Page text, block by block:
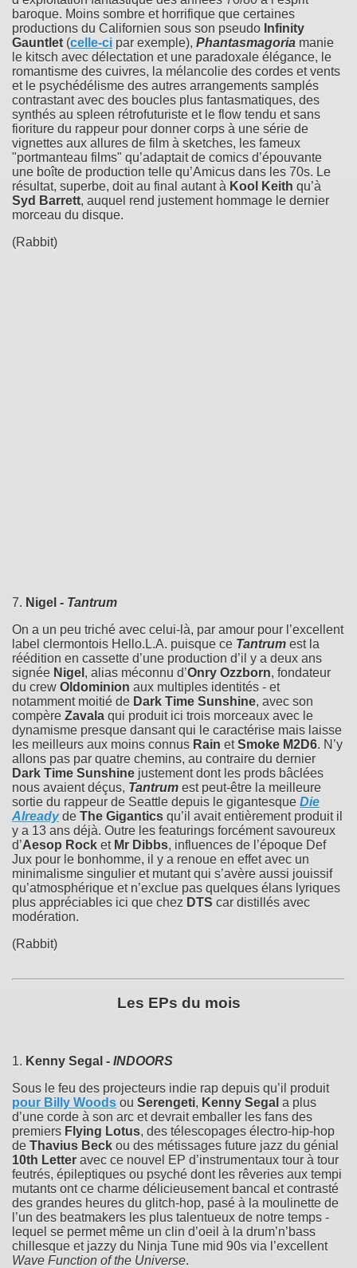
baroque. Moins sombre et horrifique que certaines
productions du Californien sous son pseudo Infinity
Gauntlet (celle-ci par exemple), Phantasmagoria manie
le kitsch avec délectation et une paradoxale élégance, le
romantisme des cuivres, la mélancolie des cordes et vents
et le psychédélisme des autres arrangements samplés
contrastant avec des boucles plus fantasmatiques, des
synthés au spleen rétrofuturiste et le flow tendu et sans
fioriture du rappeur pour donner corps à une série de
vignettes aux allures de film à sketches, les fameux
"portmanteau films" qu’adaptait de comics d’épouvante
une boîte de production telle qu’Amicus dans les 70s. Le
résultat, superbe, doit au final autant à Kool Keith qu’à
Syd Barrett, auquel rend justement hommage le dernier
morceau du disque.
(Rabbit)
7. Nigel - Tantrum
On a un peu triché avec celui-là, par amour pour l’excellent
label clermontois Hello.L.A. puisque ce Tantrum est la
réédition en cassette d’une production d’il y a deux ans
signée Nigel , alias méconnu d’Onry Ozzborn, fondateur
du crew Oldominion aux multiples identités - et
notamment moitié de Dark Time Sunshine, avec son
compère Zavala qui produit ici trois morceaux avec le
dynamisme presque dansant qui le caractérise mais laisse
les meilleurs aux moins connus Rain etSmoke M2D6. N’y
allons pas par quatre chemins, au contraire du dernier
Dark Time Sunshine justement dont les prods bâclées
nous avaient déçus, Tantrum est peut-être la meilleure
sortie du rappeur de Seattle depuis le gigantesque Die
Already de The Gigantics qu’il avait entièrement produit il
y a 13 ans déjà. Outre les featurings forcément savoureux
d’Aesop Rock et Mr Dibbs, influences de l’époque Def
Jux pour le bonhomme, il y a renoue en effet avec un
minimalisme singulier et mutant qui s’avère aussi jouissif
qu’atmosphérique et n’exclue pas quelques élans lyriques
plus appréciables ici que chez DTS car distillés avec
modération.
(Rabbit)
Les EPs du mois
1. Kenny Segal - INDOORS
Sous le feu des projecteurs indie rap depuis qu’il produit
pour Billy Woods ou Serengeti, Kenny Segal a plus
d’une corde à son arc et devrait emballer les fans des
premiers Flying Lotus, des télescopages électro-hip-hop
de Thavius Beck ou des métissages future jazz du génial
10th Letter avec ce nouvel EP d’instrumentaux tour à tour
feutrés, épileptiques ou psyché dont les rêveries aux tempi
mutants ont ce charme délicieusement bancal et contrasté
des grandes heures du glitch-hop, pasé à la moulinette de
l’un des beatmakers les plus talentueux de notre temps -
lequel se permet même un clin d’oeil à la drum’n’bass
chillesque et jazzy du Ninja Tune mid 90s via l’excellent
Wave Function of the Universe.